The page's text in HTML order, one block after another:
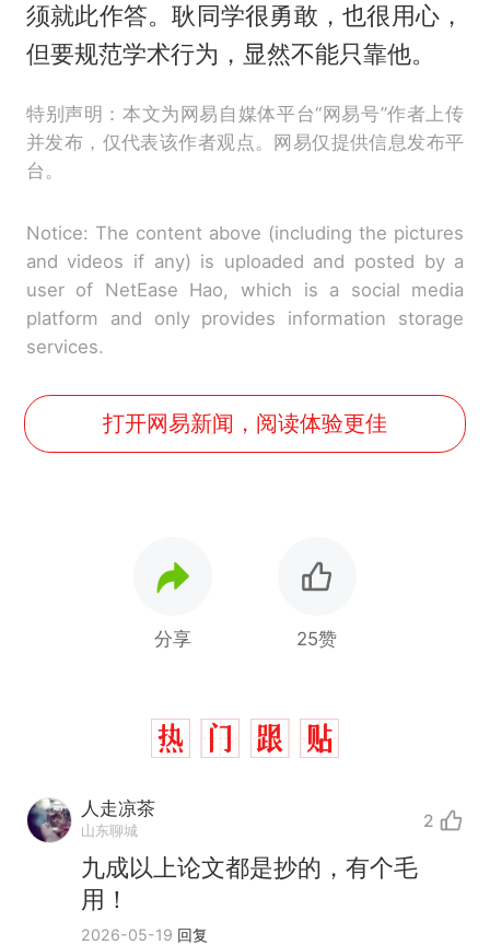
须就此作答。耿同学很勇敢，也很用心，
但要规范学术行为，显然不能只靠他。
特别声明：本文为网易自媒体平台“网易号”作者上传
并发布，仅代表该作者观点。网易仅提供信息发布平
台。
Notice: The content above (including the pictures
and videos if any) is uploaded and posted by a
user of NetEase Hao, which is a social media
platform and only provides information storage
services.
打开网易新闻，阅读体验更佳
分享 25赞
人走凉茶
山东聊城 2
九成以上论文都是抄的，有个毛
用！
2026-05-19 回复